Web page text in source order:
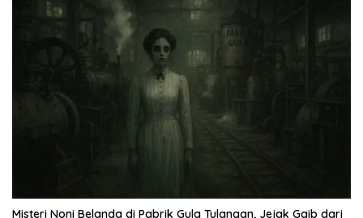
Misteri Noni Belanda di Pabrik Gula Tulangan, Jejak Gaib dari